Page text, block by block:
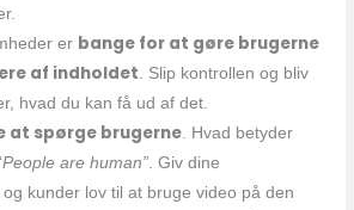
er bange for at gøre brugerne
af indholdet. Slip kontrollen og bliv
hvad du kan få ud af det.
at spørge brugerne. Hvad betyder
People are human”. Giv dine
kunder lov til at bruge video på den